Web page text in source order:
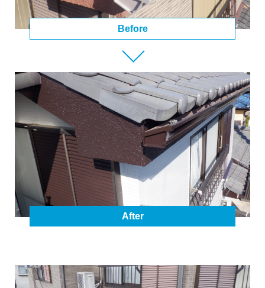
Before
After